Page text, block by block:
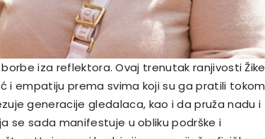
iza reflektora. Ovaj trenutak ranjivosti Žike
i empatiju prema svima koji su ga pratili tokom
generacije gledalaca, kao i da pruža nadu i
se sada manifestuje u obliku podrške i